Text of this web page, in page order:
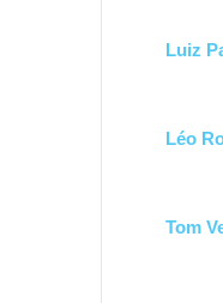
Luiz
Léo
Tom